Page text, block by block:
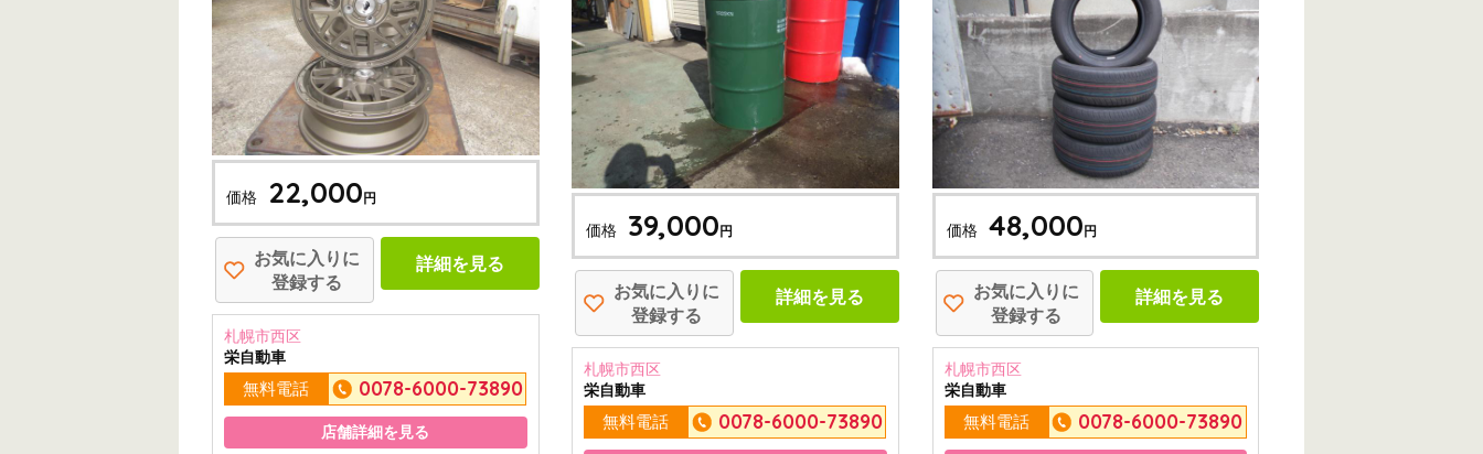
価格 22,000円
お気に入りに
登録する
詳細を見る
札幌市西区
栄自動車
無料電話 0078-6000-73890
店舗詳細を見る
価格 39,000円
お気に入りに
登録する
詳細を見る
札幌市西区
栄自動車
無料電話 0078-6000-73890
価格 48,000円
お気に入りに
登録する
詳細を見る
札幌市西区
栄自動車
無料電話 0078-6000-73890